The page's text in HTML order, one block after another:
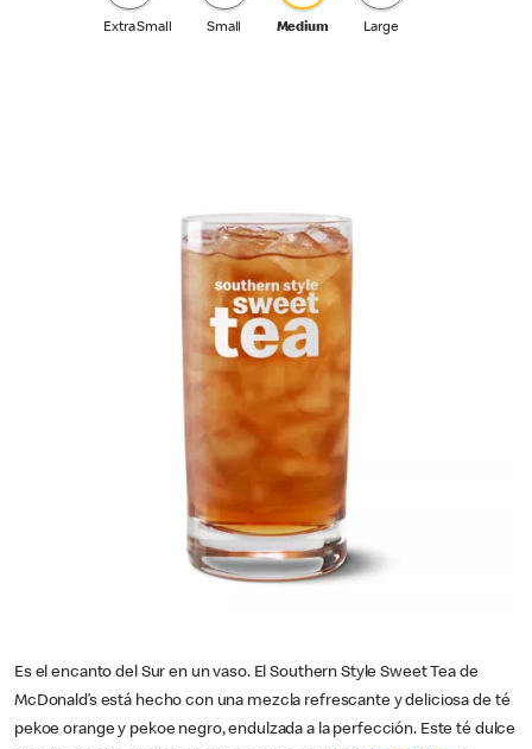
Extra Small Small Medium Large
Es el encanto del Sur en un vaso. El Southern Style Sweet Tea de
McDonald’s está hecho con una mezcla refrescante y deliciosa de té
pekoe orange y pekoe negro, endulzada a la perfección. Este té dulce